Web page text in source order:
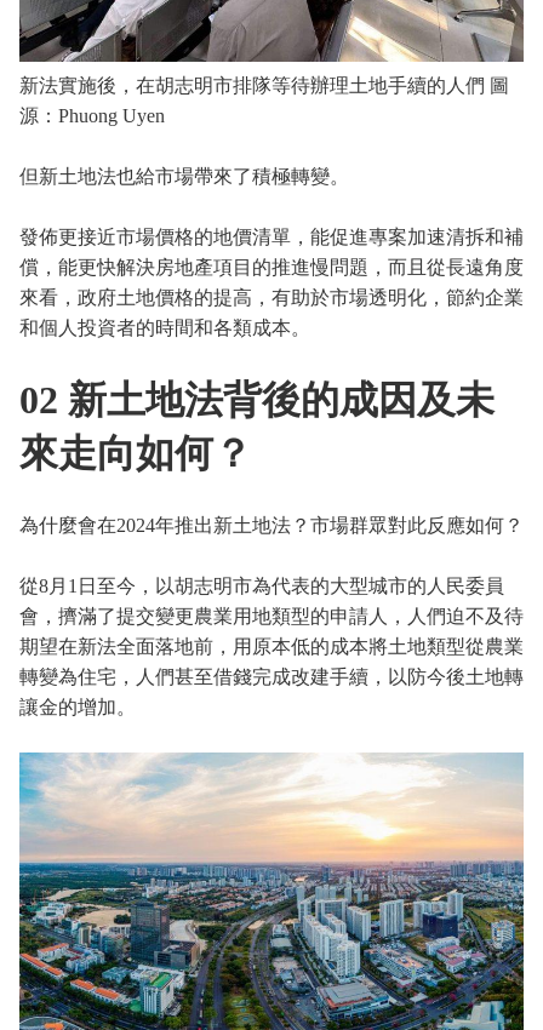
新法實施後，在胡志明市排隊等待辦理土地手續的人們 圖
源：Phuong Uyen
但新土地法也給市場帶來了積極轉變。
發佈更接近市場價格的地價清單，能促進專案加速清拆和補
償，能更快解決房地產項目的推進慢問題，而且從長遠角度
來看，政府土地價格的提高，有助於市場透明化，節約企業
和個人投資者的時間和各類成本。
02 新土地法背後的成因及未
來走向如何？
為什麼會在2024年推出新土地法？市場群眾對此反應如何？
從8月1日至今，以胡志明市為代表的大型城市的人民委員
會，擠滿了提交變更農業用地類型的申請人，人們迫不及待
期望在新法全面落地前，用原本低的成本將土地類型從農業
轉變為住宅，人們甚至借錢完成改建手續，以防今後土地轉
讓金的增加。